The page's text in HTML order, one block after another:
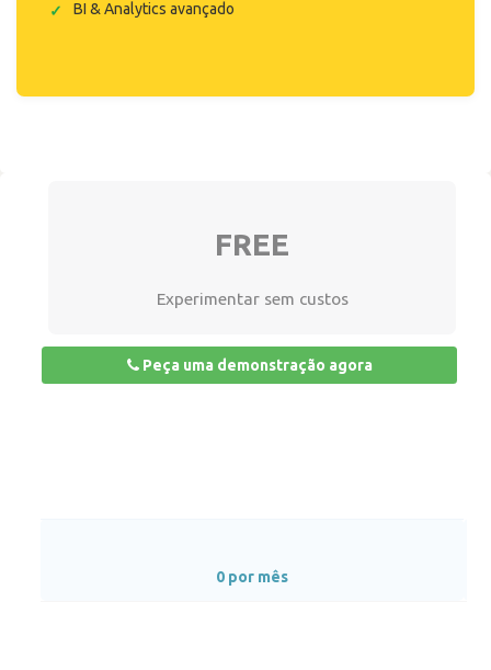
BI & Analytics avançado
FREE
Experimentar sem custos
Peça uma demonstração agora
0 por mês